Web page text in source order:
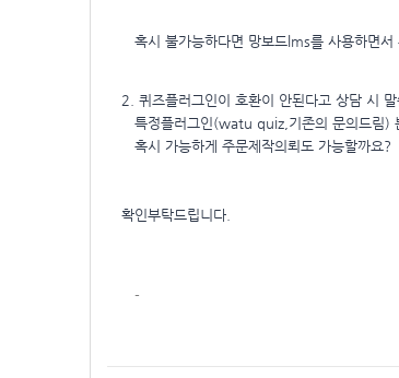
혹시 불가능하다면 망보드lms를 사용하면서
2. 퀴즈플러그인이 호환이 안된다고 상담 시 말
특정플러그인(watu quiz,기존의 문의드림)
혹시 가능하게 주문제작의뢰도 가능할까요?
확인부탁드립니다.
-